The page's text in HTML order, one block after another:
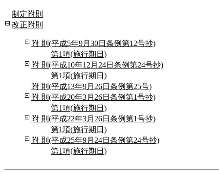
制定附則
改正附則
附 則(平成5年9月30日条例第12号抄)
第1項(施行期日)
附 則(平成10年12月24日条例第24号抄)
第1項(施行期日)
附 則(平成13年9月26日条例第25号)
附 則(平成20年3月26日条例第1号抄)
第1項(施行期日)
附 則(平成22年3月26日条例第1号抄)
第1項(施行期日)
附 則(平成25年9月24日条例第24号抄)
第1項(施行期日)